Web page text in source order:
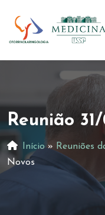
Reunião
Início» Reuniões
Novos